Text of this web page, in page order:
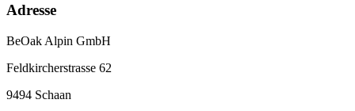
Adresse
BeOak Alpin GmbH
Feldkircherstrasse 62
9494 Schaan